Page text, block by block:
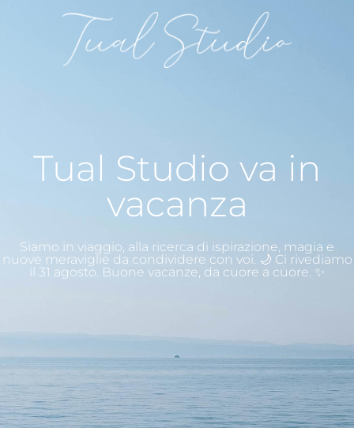
Tual Studio va in
vacanza
Siamo in viaggio, alla ricerca di ispirazione, magia e
nuove meraviglie da condividere con voi. 🌙 Ci rivediamo
il 31 agosto. Buone vacanze, da cuore a cuore. ✨